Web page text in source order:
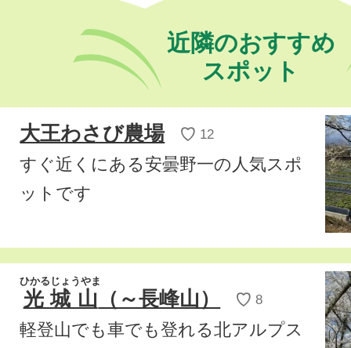
近隣のおすすめ
スポット
大王わさび農場 ♡ 12
すぐ近くにある安曇野一の人気スポ
ットです
光城山
ひかるじょうやま
（～長峰山） ♡ 8
軽登山でも車でも登れる北アルプス